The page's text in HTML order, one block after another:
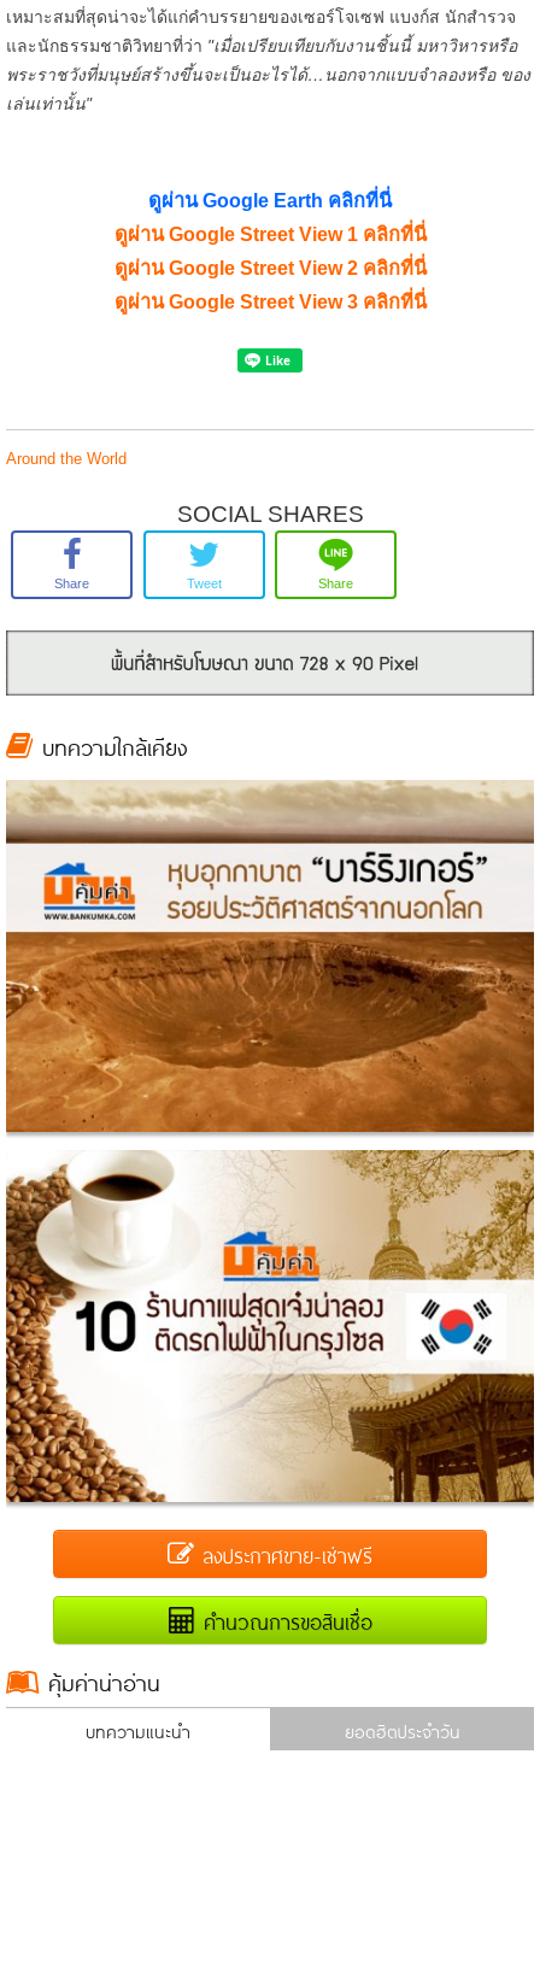
เหมาะสมที่สุดน่าจะได้แก่คำบรรยายของเซอร์โจเซฟ แบงก์ส นักสำรวจ
และนักธรรมชาติวิทยาที่ว่า "เมื่อเปรียบเทียบกับงานชิ้นนี้ มหาวิหารหรือ
พระราชวังที่มนุษย์สร้างขึ้นจะเป็นอะไรได้…นอกจากแบบจำลองหรือ ของ
เล่นเท่านั้น"
ดูผ่าน Google Earth คลิกที่นี่
ดูผ่าน Google Street View 1 คลิกที่นี่
ดูผ่าน Google Street View 2 คลิกที่นี่
ดูผ่าน Google Street View 3 คลิกที่นี่
Around the World
SOCIAL SHARES
Share Tweet Share
บทความใกล้เคียง
ลงประกาศขาย-เช่าฟรี
คำนวณการขอสินเชื่อ
คุ้มค่าน่าอ่าน
บทความแนะนำ ยอดฮิตประจำวัน